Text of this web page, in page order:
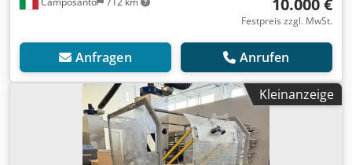
10.000 €
Festpreis zzgl. MwSt.
Anfragen Anrufen
Kleinanzeige